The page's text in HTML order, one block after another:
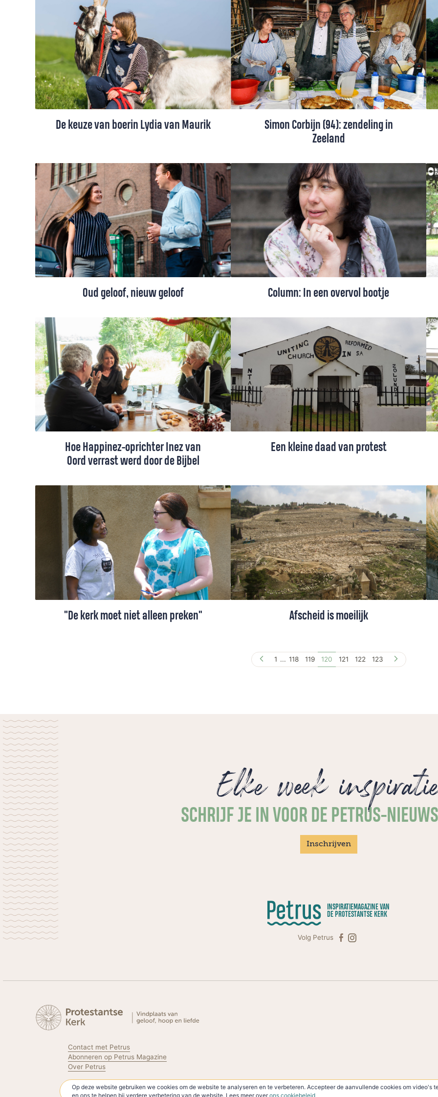
Op deze website gebruiken we cookies om de website te analyseren en te verbeteren. Accepteer de aanvullende cookies om video's
en ons te helpen bij verdere verbetering van de website. Lees meer over ons cookiebeleid
De keuze van boerin Lydia van Maurik
meteen liggen. Welke keuzes maken
gelovigen van nu als ze Jezus in hun
dagelijks leven willen volgen? Lydia van
Maurik koos ervoor om bokjes een beter
leven te geven.
Simon Corbijn (94): zendeling in
Zeeland
Ook al is hij 94 jaar oud, Simon Corbijn
piekert er niet over om de
voorzittershamer over te dragen. Al 68 jaar
is hij de drijvende kracht achter het
zendingswerk van de Protestantse
Gemeente Oostkapelle. “Het is onze
opdracht om de boodschap van het heil
door te geven.”
Oud geloof, nieuw geloof
Werkt God door ons heen? Is er leven na
de dood? Evert Ruiter (53) en Merle Maas
(26) uit de Nieuwe Kerk in Utrecht leggen
elkaar pittige vragen voor.
Column: In een overvol bootje
Preken over vluchtelingen in een setting
waar veel vluchtelingen zijn. Dat is
spannend. Toch waag ik het erop.
Hoe Happinez-oprichter Inez van
Oord verrast werd door de Bijbel
De Bijbel liet ze haar hele leven links
liggen. Tot ze op een dag besloot toch op
zoek te gaan naar die ‘vergeten verhalen’.
Dat leverde Inez van Oord, schrijver van
Rebible, veel verrassingen op. “God
verpakt als mens, dát is fascinerend!”
Een kleine daad van protest
Rineke van Ginkel, als ze een tijdje in het
land is. Ook kerken verliezen soms het
eigenaarschap van hun grond. Een van die
gemeenten raakt echter geïnspireerd door
het bijbelse verhaal van Naboth en komt in
verzet. Met succes.
"De kerk moet niet alleen preken" Afscheid is moeilijk
hebt gewoond en gewerkt? Marleen
Anthonissen-Van der Louw bereidt zich
1 ... 118 119 120 121 122 123
Elke week
SCHRIJF JE IN VOOR DE PETRUS-
Inschrijven
INSPIRATIEMAGAZINE VAN
DE PROTESTANTSE KERK
Volg Petrus
Contact met Petrus
Abonneren op Petrus Magazine
Over Petrus
Volg de Protestantse Kerk